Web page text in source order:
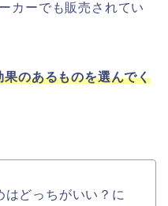
カーでも販売されてい
のあるものを選んでく
はどっちがいい？に